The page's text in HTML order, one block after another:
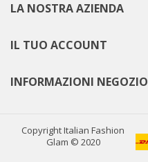
LA NOSTRA AZIENDA
IL TUO ACCOUNT
INFORMAZIONI NEGOZIO
Copyright Italian Fashion
Glam © 2020